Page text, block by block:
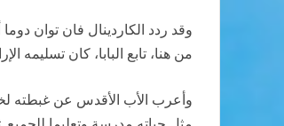
وقد ردد الكاردينال فان توان
من هنا، تابع البابا، كان تسليمه
وأعرب الأب الأقدس عن غبطته